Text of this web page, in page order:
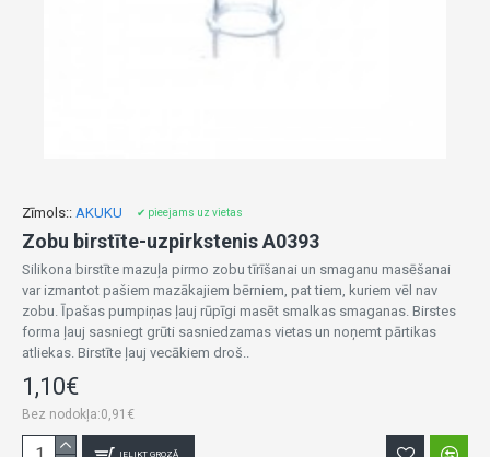
Zīmols:: AKUKU ✔ pieejams uz vietas
Zobu birstīte-uzpirkstenis A0393
Silikona birstīte mazuļa pirmo zobu tīrīšanai un smaganu masēšanai
var izmantot pašiem mazākajiem bērniem, pat tiem, kuriem vēl nav
zobu. Īpašas pumpiņas ļauj rūpīgi masēt smalkas smaganas. Birstes
forma ļauj sasniegt grūti sasniedzamas vietas un noņemt pārtikas
atliekas. Birstīte ļauj vecākiem droš..
1,10€
Bez nodokļa:0,91€
IELIKT GROZĀ